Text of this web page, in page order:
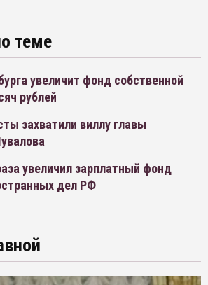
теме
увеличит фонд собственной
рублей
захватили виллу главы
увеличил зарплатный фонд
дел РФ